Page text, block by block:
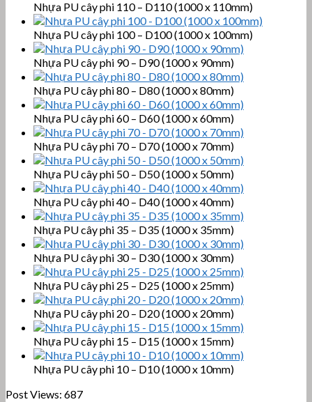
Nhựa PU cây phi 110 – D110 (1000 x 110mm)
Nhựa PU cây phi 100 – D100 (1000 x 100mm)
Nhựa PU cây phi 90 – D90 (1000 x 90mm)
Nhựa PU cây phi 80 – D80 (1000 x 80mm)
Nhựa PU cây phi 60 – D60 (1000 x 60mm)
Nhựa PU cây phi 70 – D70 (1000 x 70mm)
Nhựa PU cây phi 50 – D50 (1000 x 50mm)
Nhựa PU cây phi 40 – D40 (1000 x 40mm)
Nhựa PU cây phi 35 – D35 (1000 x 35mm)
Nhựa PU cây phi 30 – D30 (1000 x 30mm)
Nhựa PU cây phi 25 – D25 (1000 x 25mm)
Nhựa PU cây phi 20 – D20 (1000 x 20mm)
Nhựa PU cây phi 15 – D15 (1000 x 15mm)
Nhựa PU cây phi 10 – D10 (1000 x 10mm)
Post Views: 687